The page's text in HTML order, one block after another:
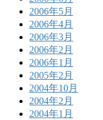
2006年5月
2006年4月
2006年3月
2006年2月
2006年1月
2005年2月
2004年10月
2004年2月
2004年1月